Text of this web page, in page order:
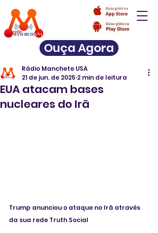
Ouça Agora
EUA atacam bases
nucleares do Irã
Rádio Manchete USA
21 de jun. de 2025 2 min de leitura
Trump anunciou o ataque no Irã através
da sua rede Truth Social